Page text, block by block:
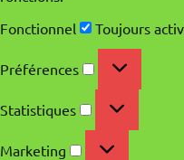
Fonctionnel
Fonctionnel
Toujours
Préférences Préférences
Statistiques Statistiques
Marketing Marketing